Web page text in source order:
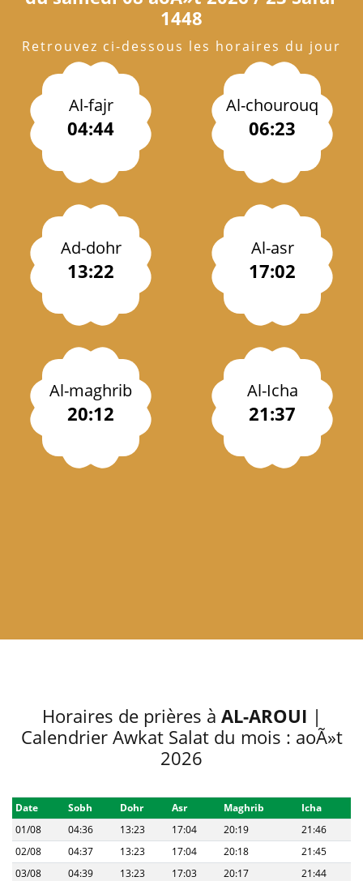
1448
Retrouvez ci-dessous les horaires du jour
Al-fajr
04:44
Al-chourouq
06:23
Ad-dohr
13:22
Al-asr
17:02
Al-maghrib
20:12
Al-Icha
21:37
Horaires de prières à AL-AROUI |
Calendrier Awkat Salat du mois : aoÃ»t
2026
Date Sobh Dohr Asr Maghrib
Icha
01/08
04:36 13:23 17:04 20:19
21:46
02/08
04:37 13:23 17:04 20:18
21:45
03/08
04:39 13:23 17:03 20:17
21:44